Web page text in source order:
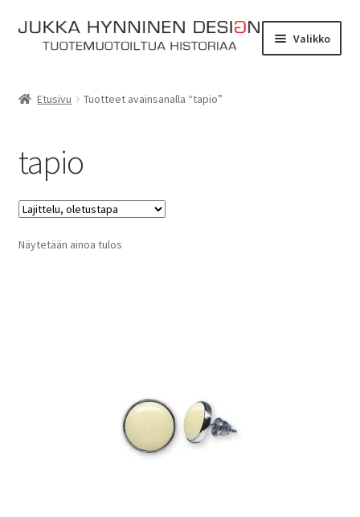
Siirry
navigointiin
Siirry
sisältöön
Valikko
Yhteydenotto
Myymälä
Verkkokauppa
Etusivu Tuotteet avainsanalla “tapio”
tapio
Näytetään ainoa tulos